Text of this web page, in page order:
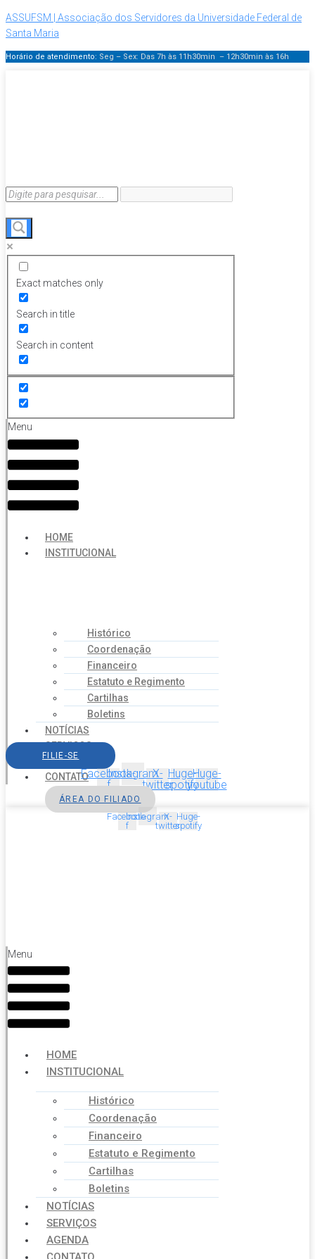
ASSUFSM | Associação dos Servidores da Universidade Federal de
Santa Maria
Horário de atendimento: Seg – Sex: Das 7h às 11h30min – 12h30min às 16h
Exact matches only
Search in title
Search in content
Menu
HOME
INSTITUCIONAL
Histórico
Coordenação
Financeiro
Estatuto e Regimento
Cartilhas
Boletins
NOTÍCIAS
SERVIÇOS
AGENDA
CONTATO
FILIE-SE
Facebook-
f
InstagramX-
twitter
Huge-
spotify
Huge-
youtube
ÁREA DO FILIADO
Facebook-
f
InstagramX-
twitter
Huge-
spotify
Menu
HOME
INSTITUCIONAL
Histórico
Coordenação
Financeiro
Estatuto e Regimento
Cartilhas
Boletins
NOTÍCIAS
SERVIÇOS
AGENDA